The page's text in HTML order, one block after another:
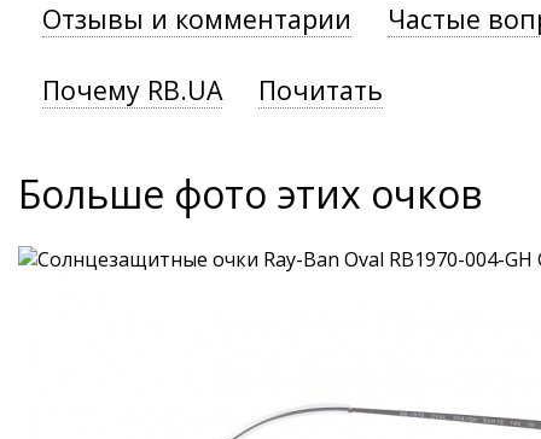
Отзывы и комментарии Частые
Почему RB.UA Почитать
Больше фото этих очков